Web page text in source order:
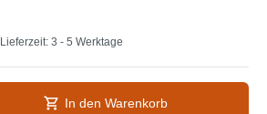
Lieferzeit: 3 - 5 Werktage
In den Warenkorb